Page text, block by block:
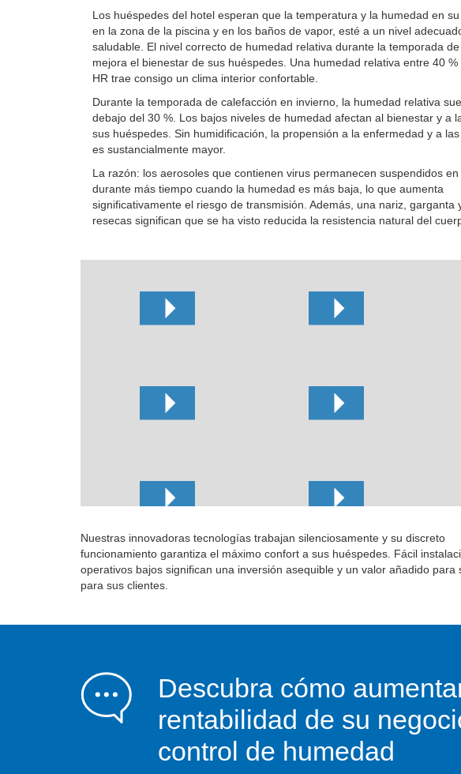
Los huéspedes del hotel esperan que la temperatura y la humedad en su
en la zona de la piscina y en los baños de vapor, esté a un nivel
saludable. El nivel correcto de humedad relativa durante la temporada
mejora el bienestar de sus huéspedes. Una humedad relativa entre 40 %
HR trae consigo un clima interior confortable.
Durante la temporada de calefacción en invierno, la humedad relativa
debajo del 30 %. Los bajos niveles de humedad afectan al bienestar y a
sus huéspedes. Sin humidificación, la propensión a la enfermedad y a
es sustancialmente mayor.
La razón: los aerosoles que contienen virus permanecen suspendidos
durante más tiempo cuando la humedad es más baja, lo que aumenta
significativamente el riesgo de transmisión. Además, una nariz, garganta
resecas significan que se ha visto reducida la resistencia natural del
Nuestras innovadoras tecnologías trabajan silenciosamente y su discreto
funcionamiento garantiza el máximo confort a sus huéspedes. Fácil
operativos bajos significan una inversión asequible y un valor añadido para
para sus clientes.
Descubra cómo
rentabilidad de su
control de humedad